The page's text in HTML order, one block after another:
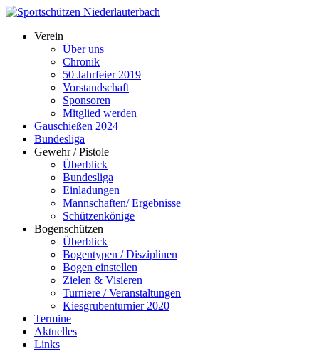
Verein
Über uns
Chronik
50 Jahrfeier 2019
Vorstandschaft
Sponsoren
Mitglied werden
Gauschießen 2024
Bundesliga
Gewehr / Pistole
Überblick
Bundesliga
Einladungen
Mannschaften/ Ergebnisse
Schützenkönige
Bogenschützen
Überblick
Bogentypen / Disziplinen
Bogen einstellen
Zielen & Visieren
Turniere / Veranstaltungen
Kiesgrubenturnier 2020
Termine
Aktuelles
Links